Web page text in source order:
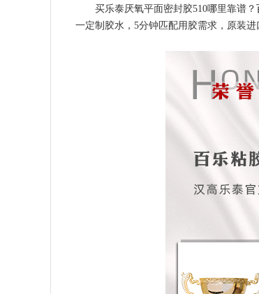
买乐泰厌氧平面密封胶510哪里靠谱？
一定制胶水，5分钟匹配用胶需求，原装进